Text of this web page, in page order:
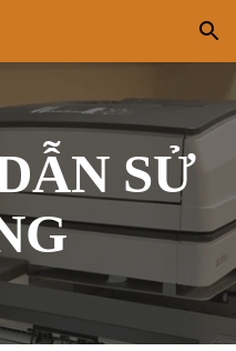
Skip to navigation
SỬ